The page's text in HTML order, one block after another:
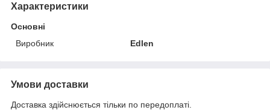
Характеристики
Основні
Виробник
Edlen
Умови доставки
Доставка здійснюється тільки по передоплаті.